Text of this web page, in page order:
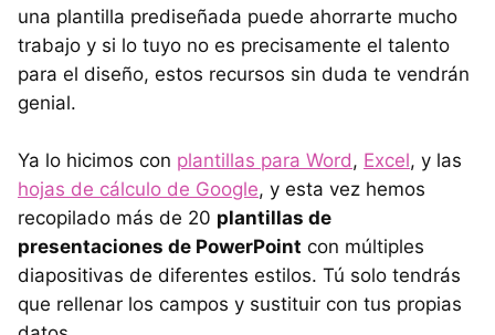
una plantilla prediseñada puede ahorrarte mucho
trabajo y si lo tuyo no es precisamente el talento
para el diseño, estos recursos sin duda te vendrán
genial.
Ya lo hicimos con plantillas para Word, Excel, y las
hojas de cálculo de Google, y esta vez hemos
recopilado más de 20 plantillas de
presentaciones de PowerPoint con múltiples
diapositivas de diferentes estilos. Tú solo tendrás
que rellenar los campos y sustituir con tus propias